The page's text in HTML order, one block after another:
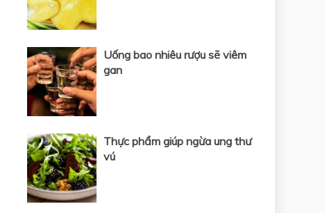
Uống bao nhiêu rượu sẽ viêm
gan
Thực phẩm giúp ngừa ung thư
vú